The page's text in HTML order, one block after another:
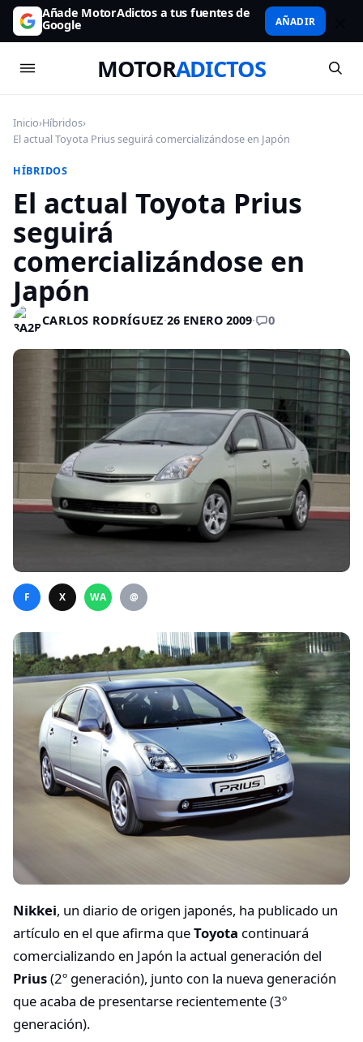
Añade MotorAdictos a tus fuentes de
Google AÑADIR
MOTORADICTOS
Inicio›Híbridos›
El actual Toyota Prius seguirá comercializándose en Japón
HÍBRIDOS
El actual Toyota Prius
seguirá
comercializándose en
Japón
CARLOS RODRÍGUEZ·26 ENERO 2009· 0
F X WA @
Nikkei, un diario de origen japonés, ha publicado un
artículo en el que afirma queToyota continuará
comercializando en Japón la actual generación del
Prius(2º generación), junto con la nueva generación
que acaba de presentarse recientemente (3º
generación).